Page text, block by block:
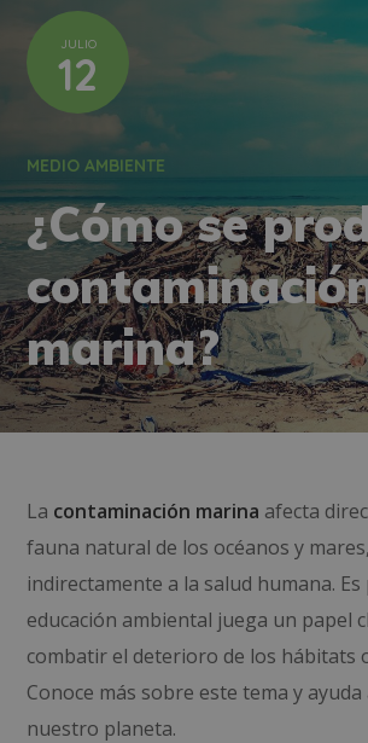
JULIO
12
MEDIO AMBIENTE
¿Cómo se
marina?
La contaminación marina afecta
fauna natural de los océanos y
indirectamente a la salud humana.
educación ambiental juega un papel
combatir el deterioro de los hábitats
Conoce más sobre este tema y
nuestro planeta.